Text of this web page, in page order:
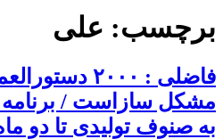
برچسب: علی
فاضلی : ۲۰۰۰
مشکل سازاست / برنامه
به صنوف تولیدی تا دو